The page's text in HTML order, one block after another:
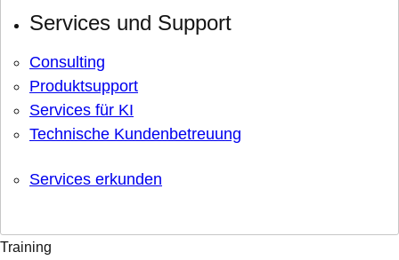
Services und Support
Consulting
Produktsupport
Services für KI
Technische Kundenbetreuung
Services erkunden
Training